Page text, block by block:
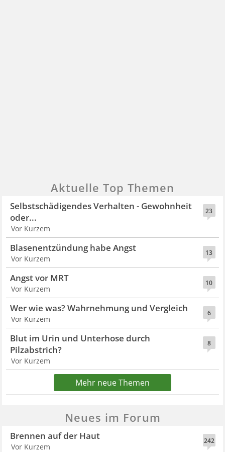
Aktuelle Top Themen
23
Selbstschädigendes Verhalten - Gewohnheit
oder...
Vor Kurzem
13
Blasenentzündung habe Angst
Vor Kurzem
10
Angst vor MRT
Vor Kurzem
6
Wer wie was? Wahrnehmung und Vergleich
Vor Kurzem
8
Blut im Urin und Unterhose durch
Pilzabstrich?
Vor Kurzem
Mehr neue Themen
Neues im Forum
242
Brennen auf der Haut
Vor Kurzem